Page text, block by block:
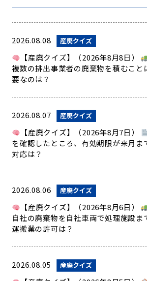
2026.08.08 産廃クイズ
【産廃クイズ】（2026年8月8日）
複数の排出事業者の廃棄物を積むこと
要なのは？
2026.08.07 産廃クイズ
【産廃クイズ】（2026年8月7日）
を確認したところ、有効期限が来月ま
対応は？
2026.08.06 産廃クイズ
【産廃クイズ】（2026年8月6日）
自社の廃棄物を自社車両で処理施設ま
運搬業の許可は？
2026.08.05 産廃クイズ